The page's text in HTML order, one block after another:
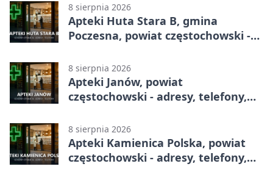
8 sierpnia 2026
Apteki Huta Stara B, gmina
Poczesna, powiat częstochowski -
8 sierpnia 2026
Apteki Janów, powiat
częstochowski - adresy, telefony,
8 sierpnia 2026
Apteki Kamienica Polska, powiat
częstochowski - adresy, telefony,